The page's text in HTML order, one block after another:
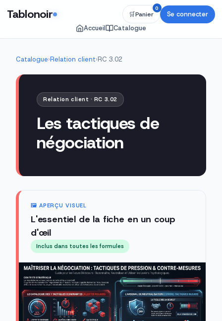
Tablonoir
Accueil Catalogue
🛒Panier
0
Se connecter
Catalogue›Relation client›RC 3.02
Relation client · RC 3.02
Les tactiques de
négociation
🖼️ APERÇU VISUEL
L'essentiel de la fiche en un coup
d'œil
Inclus dans toutes les formules